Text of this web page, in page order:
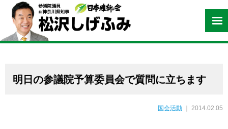
明日の参議院予算委員会で質問に立ちます
国会活動 ｜ 2014.02.05